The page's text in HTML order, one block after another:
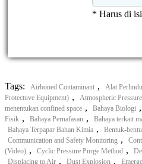
* Harus di isi
Tags: Airboned Contaminant ,
Alat
Protectuve Equipment) , Atmospheric
menentukan confined space , Bahaya Biologi ,
Fisik , Bahaya Pernafasan , Bahaya terkait
Bahaya Terpapar Bahan Kimia , Bentuk-
Communication and Safety Monitoring ,
(Video) , Cyclic Pressure Purge Method ,
Displacing to Air , Dust Explosion ,